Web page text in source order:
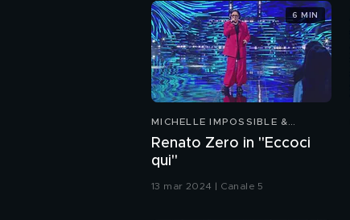
MICHELLE IMPOSSIBLE &
Renato Zero in "Eccoci
qui"
13 mar 2024 | Canale 5
6 MIN